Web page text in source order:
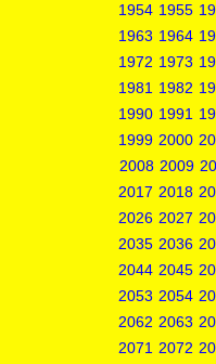
1954 1955
1963 1964
1972 1973
1981 1982
1990 1991
1999 2000
2008 2009
2017 2018
2026 2027
2035 2036
2044 2045
2053 2054
2062 2063
2071 2072